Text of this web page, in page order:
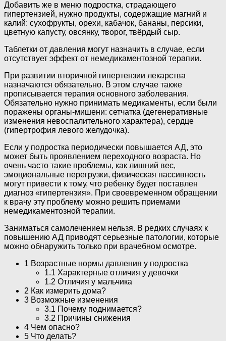
Добавить же в меню подростка, страдающего
гипертензией, нужно продукты, содержащие магний и
калий: сухофрукты, орехи, кабачок, бананы, персики,
цветную капусту, овсянку, творог, твёрдый сыр.
Таблетки от давления могут назначить в случае, если
отсутствует эффект от немедикаментозной терапии.
При развитии вторичной гипертензии лекарства
назначаются обязательно. В этом случае также
прописывается терапия основного заболевания.
Обязательно нужно принимать медикаменты, если были
поражены органы-мишени: сетчатка (дегенеративные
изменения невоспалительного характера), сердце
(гипертрофия левого желудочка).
Если у подростка периодически повышается АД, это
может быть проявлением переходного возраста. Но
очень часто такие проблемы, как лишний вес,
эмоциональные перегрузки, физическая пассивность
могут привести к тому, что ребенку будет поставлен
диагноз «гипертензия». При своевременном обращении
к врачу эту проблему можно решить приемами
немедикаментозной терапии.
Заниматься самолечением нельзя. В редких случаях к
повышению АД приводят серьезные патологии, которые
можно обнаружить только при врачебном осмотре.
1 Возрастные нормы давления у подростка
1.1 Характерные отличия у девочки
1.2 Отличия у мальчика
2 Как измерить дома?
3 Возможные изменения
3.1 Почему поднимается?
3.2 Причины снижения
4 Чем опасно?
5 Что делать?